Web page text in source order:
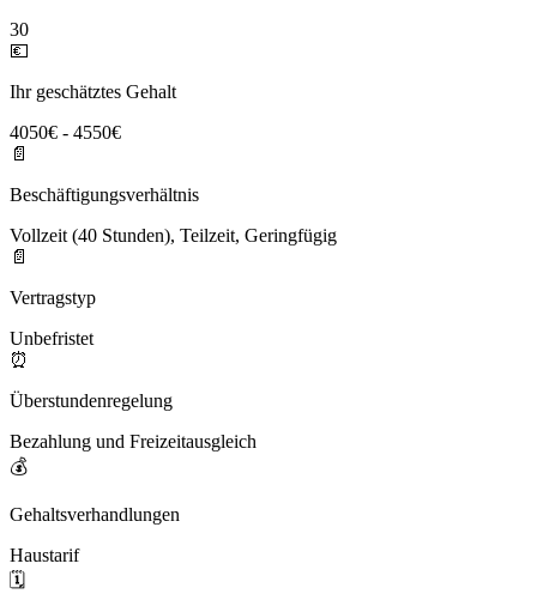
30
💶
Ihr geschätztes Gehalt
4050€ - 4550€
📄
Beschäftigungsverhältnis
Vollzeit (40 Stunden), Teilzeit, Geringfügig
📄
Vertragstyp
Unbefristet
⏰
Überstundenregelung
Bezahlung und Freizeitausgleich
💰
Gehaltsverhandlungen
Haustarif
🗓️